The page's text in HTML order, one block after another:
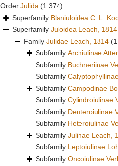
Order Julida (1 374)
Superfamily Blaniuloidea C. L.
Superfamily Juloidea Leach, 1814
Family Julidae Leach, 1814
Subfamily Archiulinae
Subfamily Buchneriinae
Subfamily
Subfamily Campodinae
Subfamily Cylindroiulinae
Subfamily Deuteroiulinae
Subfamily Heteroiulinae
Subfamily Julinae Leach,
Subfamily Leptoiulinae
Subfamily Oncoiulinae